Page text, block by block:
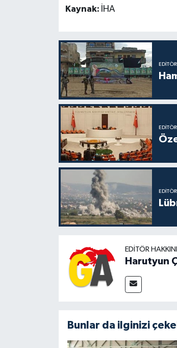
Kaynak: İHA
EDITÖR
Harutyun
Bunlar da ilginizi